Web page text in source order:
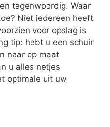
tegenwoordig. Waar
Niet iedereen heeft
voor opslag is
tip: hebt u een schuin
naar op maat
u alles netjes
optimale uit uw